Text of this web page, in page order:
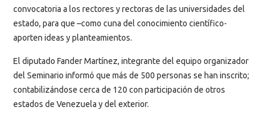
convocatoria a los rectores y rectoras de las universidades del
estado, para que –como cuna del conocimiento científico-
aporten ideas y planteamientos.
El diputado Fander Martínez, integrante del equipo organizador
del Seminario informó que más de 500 personas se han inscrito;
contabilizándose cerca de 120 con participación de otros
estados de Venezuela y del exterior.